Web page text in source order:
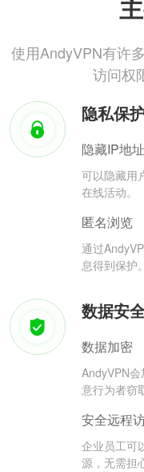
使用AndyVPN有许
访问权
隐私保
隐藏IP地址
可以隐藏用
在线活动。
匿名浏览
通过
息得到保护。
数据安
数据加密
AndyVPN
意行为者窃
安全远程
企业员工可
源，无需担